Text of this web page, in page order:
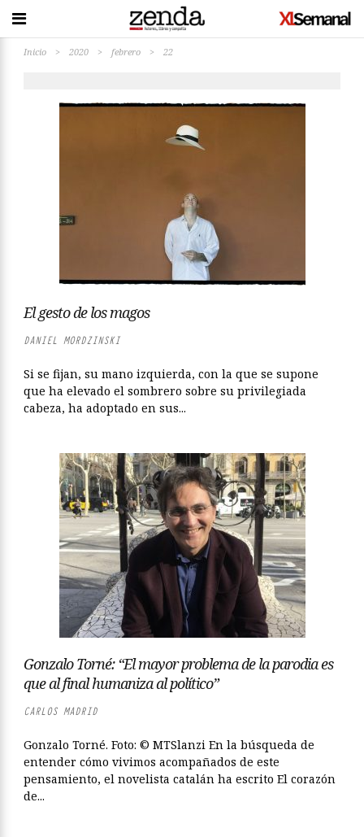
Inicio > 2020 > febrero > 22
El gesto de los magos
DANIEL MORDZINSKI
Si se fijan, su mano izquierda, con la que se supone
que ha elevado el sombrero sobre su privilegiada
cabeza, ha adoptado en sus...
Gonzalo Torné: “El mayor problema de la parodia es
que al final humaniza al político”
CARLOS MADRID
Gonzalo Torné. Foto: © MTSlanzi En la búsqueda de
entender cómo vivimos acompañados de este
pensamiento, el novelista catalán ha escrito El corazón
de...